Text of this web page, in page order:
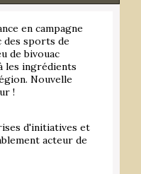
en campagne
des sports de
de bivouac
les ingrédients
Nouvelle
!
d'initiatives et
acteur de